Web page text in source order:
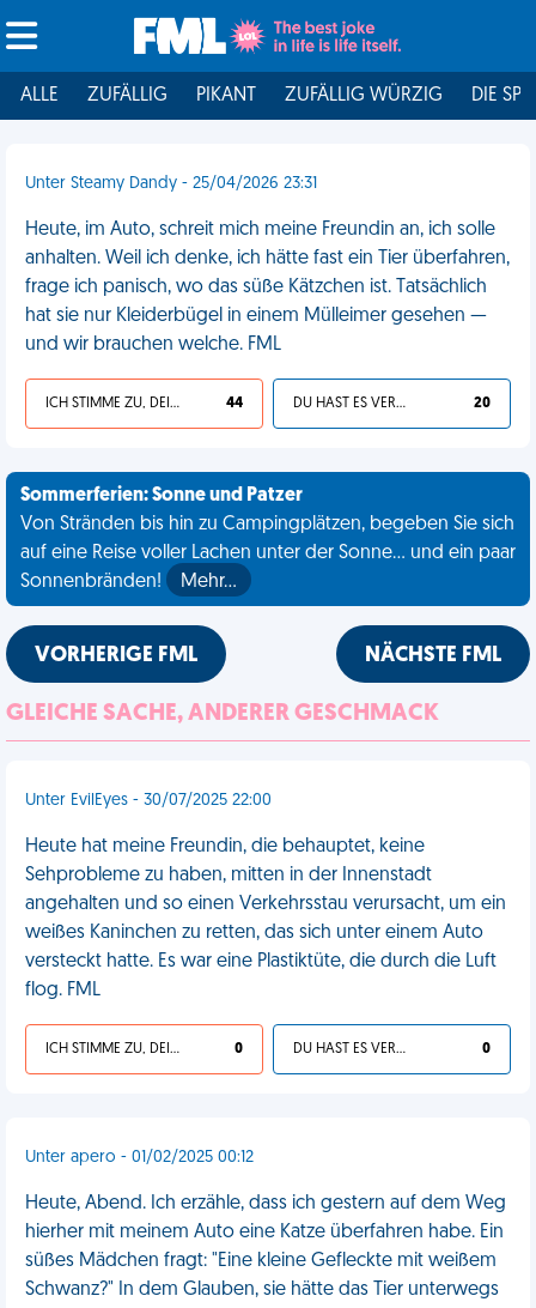
ALLE ZUFÄLLIG PIKANT ZUFÄLLIG WÜRZIG DIE
Unter Steamy Dandy - 25/04/2026 23:31
Heute, im Auto, schreit mich meine Freundin an, ich solle
anhalten. Weil ich denke, ich hätte fast ein Tier überfahren,
frage ich panisch, wo das süße Kätzchen ist. Tatsächlich
hat sie nur Kleiderbügel in einem Mülleimer gesehen —
und wir brauchen welche. FML
ICH STIMME ZU, DEIN LEBEN IST SCHEISSE 44 DU HAST ES VERDIENT 20
Sommerferien: Sonne und Patzer
Von Stränden bis hin zu Campingplätzen, begeben Sie sich
auf eine Reise voller Lachen unter der Sonne... und ein paar
Sonnenbränden!
Mehr…
VORHERIGE FML NÄCHSTE FML
GLEICHE SACHE, ANDERER GESCHMACK
Unter EvilEyes - 30/07/2025 22:00
Heute hat meine Freundin, die behauptet, keine
Sehprobleme zu haben, mitten in der Innenstadt
angehalten und so einen Verkehrsstau verursacht, um ein
weißes Kaninchen zu retten, das sich unter einem Auto
versteckt hatte. Es war eine Plastiktüte, die durch die Luft
flog. FML
ICH STIMME ZU, DEIN LEBEN IST SCHEISSE 0 DU HAST ES VERDIENT 0
Unter apero - 01/02/2025 00:12
Heute, Abend. Ich erzähle, dass ich gestern auf dem Weg
hierher mit meinem Auto eine Katze überfahren habe. Ein
süßes Mädchen fragt: "Eine kleine Gefleckte mit weißem
Schwanz?" In dem Glauben, sie hätte das Tier unterwegs